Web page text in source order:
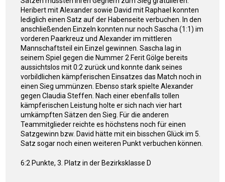
Heribert mit Alexander sowie David mit Raphael konnten
lediglich einen Satz auf der Habenseite verbuchen. In den
anschließenden Einzeln konnten nur noch Sascha (1:1) im
vorderen Paarkreuz und Alexander im mittleren
Mannschaftsteil ein Einzel gewinnen. Sascha lag in
seinem Spiel gegen die Nummer 2 Ferit Gölge bereits
aussichtslos mit 0:2 zurück und konnte dank seines
vorbildlichen kämpferischen Einsatzes das Match noch in
einen Sieg ummünzen. Ebenso stark spielte Alexander
gegen Claudia Steffen. Nach einer ebenfalls tollen
kämpferischen Leistung holte er sich nach vier hart
umkämpften Sätzen den Sieg. Für die anderen
Teammitglieder reichte es höchstens noch für einen
Satzgewinn bzw. David hätte mit ein bisschen Glück im 5.
Satz sogar noch einen weiteren Punkt verbuchen können.
6:2 Punkte, 3. Platz in der Bezirksklasse D